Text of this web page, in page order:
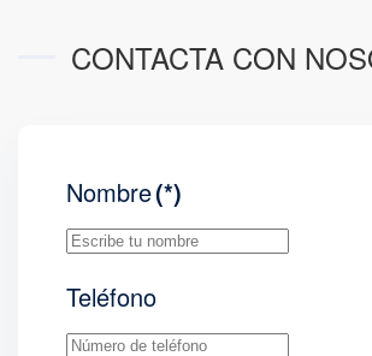
CONTACTA CON
Nombre(*)
Teléfono